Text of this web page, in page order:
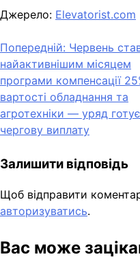
Джерело: Elevatorist.com
Навігація
записів
Попередній: Червень
найактивнішим місяцем
програми компенсації
вартості обладнання та
агротехніки — уряд готує
чергову виплату
Залишити відповідь
Щоб відправити
авторизуватись.
Вас може